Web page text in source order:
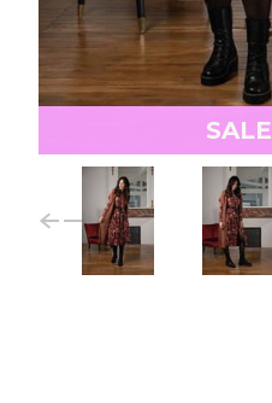
SALE